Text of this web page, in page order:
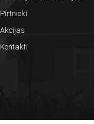
Pirtnieki
Akcijas
Kontakti